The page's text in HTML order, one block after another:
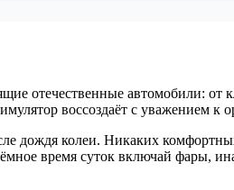
отечественные автомобили: от
воссоздаёт с уважением к
дождя колеи. Никаких
время суток включай фары,